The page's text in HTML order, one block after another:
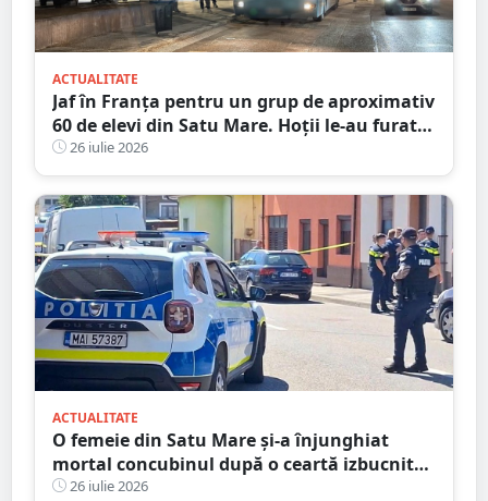
ACTUALITATE
Jaf în Franța pentru un grup de aproximativ
60 de elevi din Satu Mare. Hoții le-au furat
bagajele, actele și banii după ce autocarul a
fost lăsat nesupravegheat
26 iulie 2026
ACTUALITATE
O femeie din Satu Mare și-a înjunghiat
mortal concubinul după o ceartă izbucnită
pe fondul geloziei și al alcoolului
26 iulie 2026